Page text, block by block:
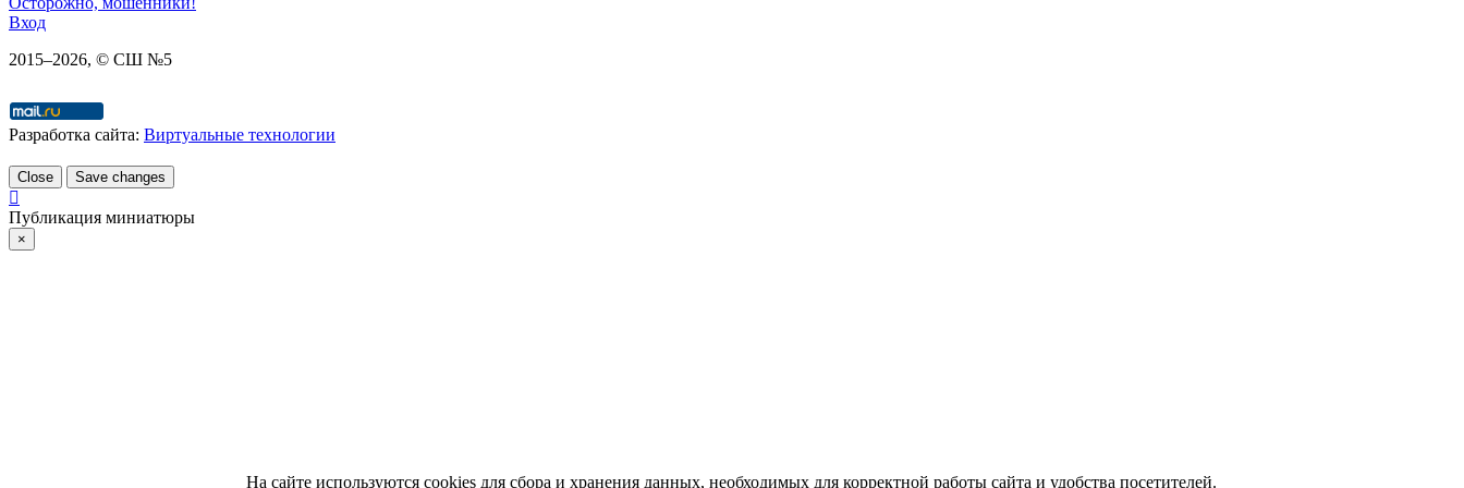
Вход
2015–2026, © СШ №5
Разработка сайта: Виртуальные технологии
Close Save changes
Публикация миниатюры
×
На сайте используются cookies для сбора и хранения данных, необходимых для корректной работы сайта и удобства посетителей.